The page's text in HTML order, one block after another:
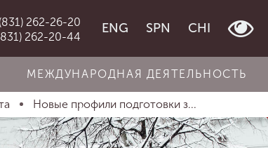
262-26-20
262-20-44
ENG SPN CHI
МЕЖДУНАРОДНАЯ ДЕЯТЕЛЬНОСТЬ
Новые профили подготовки з...